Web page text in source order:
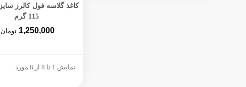
افزودن به سبد خرید
115 گرم
1,250,000 تومان
نمایش 1 تا 8 از 8 مورد